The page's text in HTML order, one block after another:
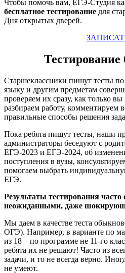
Чтобы помочь вам, ЕГЭ-Студия
бесплатное тестирование для
Дня открытых дверей.
Тестирование
Старшеклассники пишут тесты по
языку и другим предметам
проверяем их сразу, как только
разбираем работу, комментируем
правильные способы решения
Пока ребята пишут тесты, наши
администраторы беседуют с
ЕГЭ-2023 и ЕГЭ-2024, об
поступления в вузы,
помогаем выбрать
ЕГЭ.
Результаты тестирования
неожиданными, даже
Мы даем в качестве теста
ОГЭ). Например, в варианте по
из 18 – по программе не 11-го
ребята их не решают! Часто из
задачи, и то не всегда верно.
не умеют.